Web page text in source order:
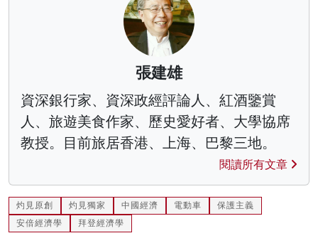
張建雄
資深銀行家、資深政經評論人、紅酒鑒賞
人、旅遊美食作家、歷史愛好者、大學協席
教授。目前旅居香港、上海、巴黎三地。
閱讀所有文章
灼見原創 灼見獨家 中國經濟 電動車
保護主義
安倍經濟學
拜登經濟學